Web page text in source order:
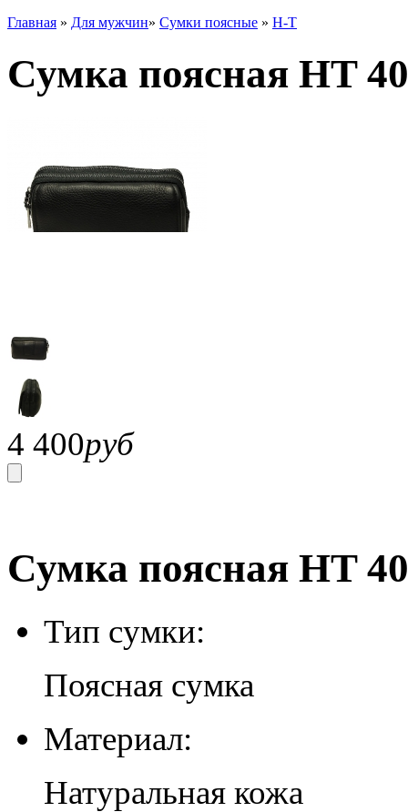
Главная » Для мужчин» Сумки поясные » H-T
Сумка поясная HT
4 400руб
Сумка поясная HT
Тип сумки:
Поясная сумка
Материал:
Натуральная кожа